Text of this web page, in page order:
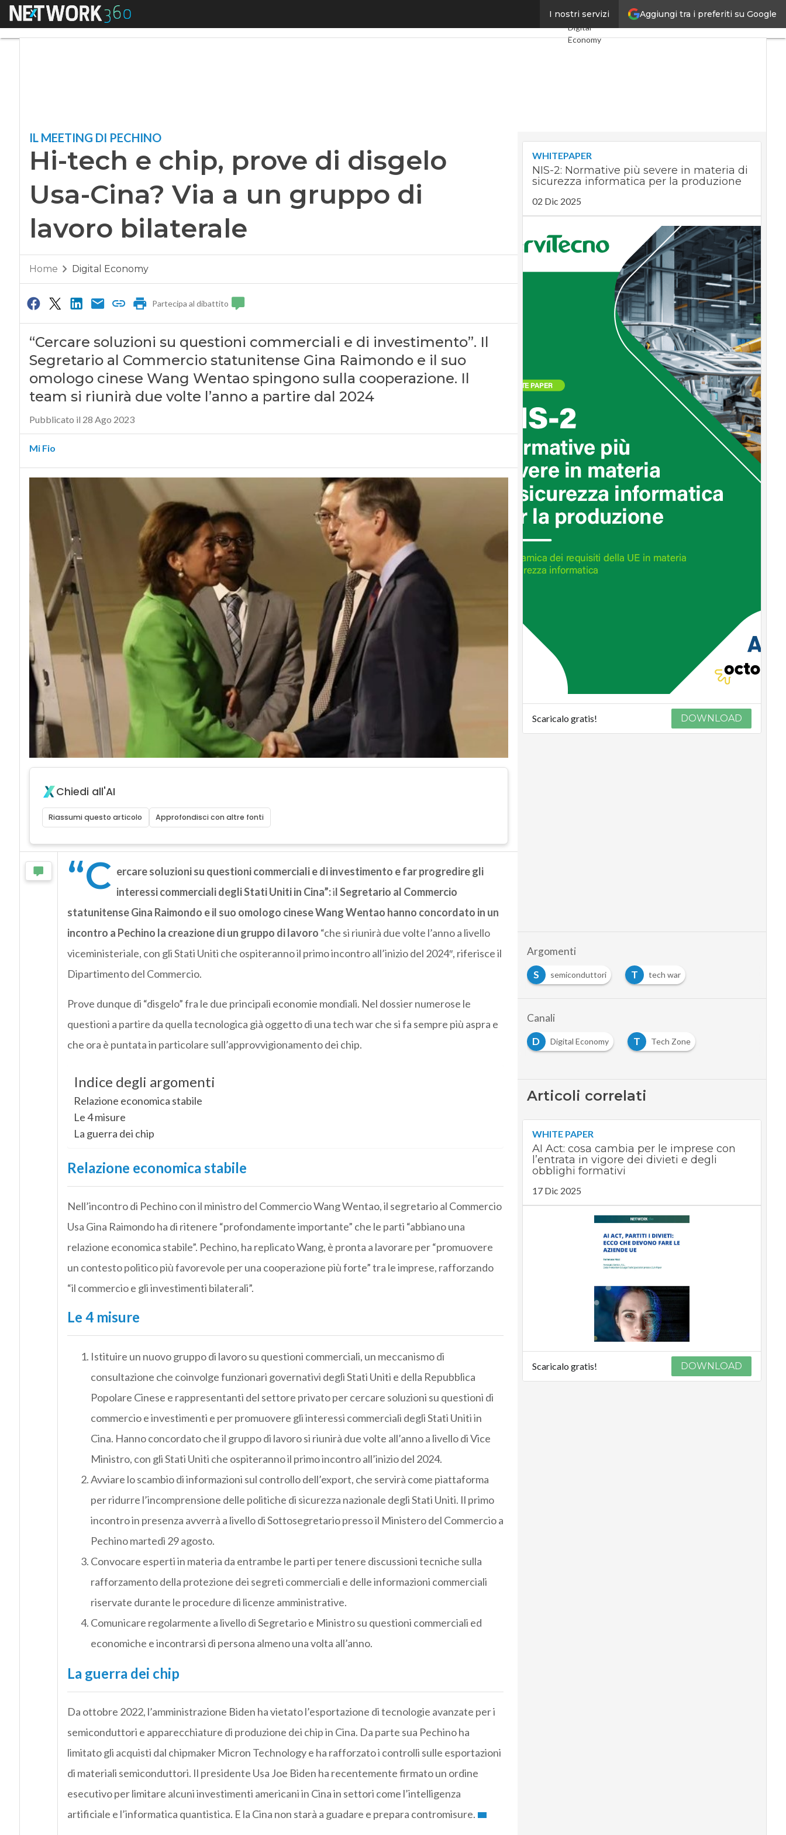
Aggiungi tra i preferiti su Google
I nostri servizi
Menu Hi-tech e chip, prove di disgelo Usa-Cina? Via a un gruppo di lavoro bilateraleUltimi articoli
Digital
Economy
Le Guide di
CorCom
Podcast Privacy
IL MEETING DI PECHINO
Hi-tech e chip, prove di disgelo
Usa-Cina? Via a un gruppo di
lavoro bilaterale
Home Digital Economy
Partecipa al dibattito
“Cercare soluzioni su questioni commerciali e di investimento”. Il
Segretario al Commercio statunitense Gina Raimondo e il suo
omologo cinese Wang Wentao spingono sulla cooperazione. Il
team si riunirà due volte l’anno a partire dal 2024
Pubblicato il 28 Ago 2023
Mi Fio
Chiedi all'AI
Riassumi questo articolo Approfondisci con altre fonti
“C ercare soluzioni su questioni commerciali e di investimento e far progredire gli
interessi commerciali degli Stati Uniti in Cina”:il Segretario al Commercio
statunitense Gina Raimondo e il suo omologo cinese Wang Wentao hanno concordato in un
incontro a Pechino la creazione di un gruppo di lavoro “che si riunirà due volte l’anno a livello
viceministeriale, con gli Stati Uniti che ospiteranno il primo incontro all’inizio del 2024″, riferisce il
Dipartimento del Commercio.
Prove dunque di “disgelo” fra le due principali economie mondiali. Nel dossier numerose le
questioni a partire da quella tecnologica già oggetto di una tech war che si fa sempre più aspra e
che ora è puntata in particolare sull’approvvigionamento dei chip.
Indice degli argomenti
Relazione economica stabile
Le 4 misure
La guerra dei chip
Relazione economica stabile
Nell’incontro di Pechino con il ministro del Commercio Wang Wentao, il segretario al Commercio
Usa Gina Raimondo ha di ritenere “profondamente importante” che le parti “abbiano una
relazione economica stabile”. Pechino, ha replicato Wang, è pronta a lavorare per “promuovere
un contesto politico più favorevole per una cooperazione più forte” tra le imprese, rafforzando
“il commercio e gli investimenti bilaterali”.
Le 4 misure
Istituire un nuovo gruppo di lavoro su questioni commerciali, un meccanismo di
consultazione che coinvolge funzionari governativi degli Stati Uniti e della Repubblica
Popolare Cinese e rappresentanti del settore privato per cercare soluzioni su questioni di
commercio e investimenti e per promuovere gli interessi commerciali degli Stati Uniti in
Cina. Hanno concordato che il gruppo di lavoro si riunirà due volte all’anno a livello di Vice
Ministro, con gli Stati Uniti che ospiteranno il primo incontro all’inizio del 2024.
Avviare lo scambio di informazioni sul controllo dell’export, che servirà come piattaforma
per ridurre l’incomprensione delle politiche di sicurezza nazionale degli Stati Uniti. Il primo
incontro in presenza avverrà a livello di Sottosegretario presso il Ministero del Commercio a
Pechino martedì 29 agosto.
Convocare esperti in materia da entrambe le parti per tenere discussioni tecniche sulla
rafforzamento della protezione dei segreti commerciali e delle informazioni commerciali
riservate durante le procedure di licenze amministrative.
Comunicare regolarmente a livello di Segretario e Ministro su questioni commerciali ed
economiche e incontrarsi di persona almeno una volta all’anno.
La guerra dei chip
Da ottobre 2022, l’amministrazione Biden ha vietato l’esportazione di tecnologie avanzate per i
semiconduttori e apparecchiature di produzione dei chip in Cina. Da parte sua Pechino ha
limitato gli acquisti dal chipmaker Micron Technology e ha rafforzato i controlli sulle esportazioni
di materiali semiconduttori. Il presidente Usa Joe Biden ha recentemente firmato un ordine
esecutivo per limitare alcuni investimenti americani in Cina in settori come l’intelligenza
artificiale e l’informatica quantistica. E la Cina non starà a guadare e prepara contromisure.
WHITEPAPER
NIS-2: Normative più severe in materia di
sicurezza informatica per la produzione
02 Dic 2025
Scaricalo gratis! DOWNLOAD
Argomenti
S
semiconduttori T tech war
Canali
D
Digital Economy T Tech Zone
Articoli correlati
WHITE PAPER
AI Act: cosa cambia per le imprese con
l’entrata in vigore dei divieti e degli
obblighi formativi
17 Dic 2025
Scaricalo gratis! DOWNLOAD